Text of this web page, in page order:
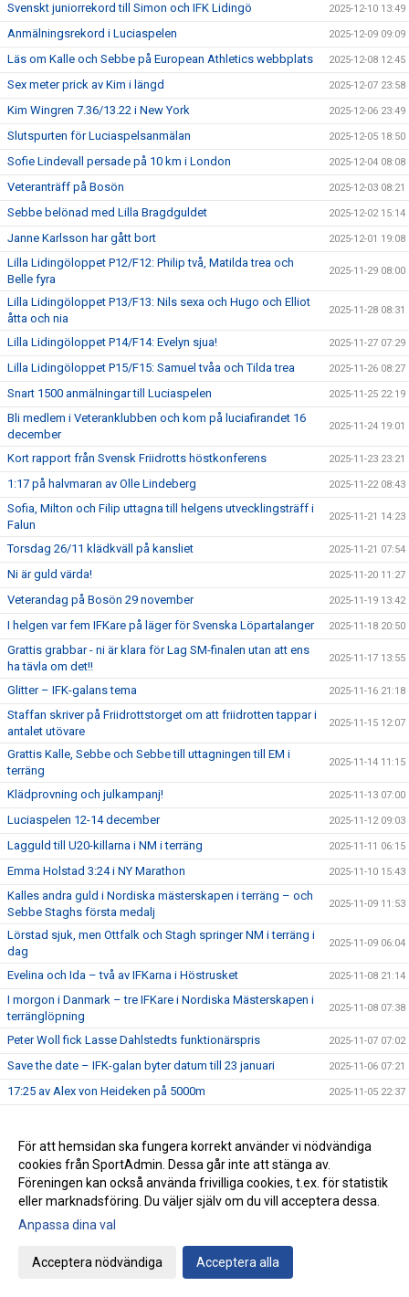
Svenskt juniorrekord till Simon och IFK Lidingö 2025-12-10 13:49
Anmälningsrekord i Luciaspelen 2025-12-09 09:09
Läs om Kalle och Sebbe på European Athletics webbplats 2025-12-08 12:45
Sex meter prick av Kim i längd 2025-12-07 23:58
Kim Wingren 7.36/13.22 i New York 2025-12-06 23:49
Slutspurten för Luciaspelsanmälan 2025-12-05 18:50
Sofie Lindevall persade på 10 km i London 2025-12-04 08:08
Veteranträff på Bosön 2025-12-03 08:21
Sebbe belönad med Lilla Bragdguldet 2025-12-02 15:14
Janne Karlsson har gått bort 2025-12-01 19:08
Lilla Lidingöloppet P12/F12: Philip två, Matilda trea och
Belle fyra
2025-11-29 08:00
Lilla Lidingöloppet P13/F13: Nils sexa och Hugo och Elliot
åtta och nia
2025-11-28 08:31
Lilla Lidingöloppet P14/F14: Evelyn sjua! 2025-11-27 07:29
Lilla Lidingöloppet P15/F15: Samuel tvåa och Tilda trea 2025-11-26 08:27
Snart 1500 anmälningar till Luciaspelen 2025-11-25 22:19
Bli medlem i Veteranklubben och kom på luciafirandet 16
december
2025-11-24 19:01
Kort rapport från Svensk Friidrotts höstkonferens 2025-11-23 23:21
1:17 på halvmaran av Olle Lindeberg 2025-11-22 08:43
Sofia, Milton och Filip uttagna till helgens utvecklingsträff i
Falun
2025-11-21 14:23
Torsdag 26/11 klädkväll på kansliet 2025-11-21 07:54
Ni är guld värda! 2025-11-20 11:27
Veterandag på Bosön 29 november 2025-11-19 13:42
I helgen var fem IFKare på läger för Svenska Löpartalanger 2025-11-18 20:50
Grattis grabbar - ni är klara för Lag SM-finalen utan att ens
ha tävla om det!!
2025-11-17 13:55
Glitter – IFK-galans tema 2025-11-16 21:18
Staffan skriver på Friidrottstorget om att friidrotten tappar i
antalet utövare
2025-11-15 12:07
Grattis Kalle, Sebbe och Sebbe till uttagningen till EM i
terräng
2025-11-14 11:15
Klädprovning och julkampanj! 2025-11-13 07:00
Luciaspelen 12-14 december 2025-11-12 09:03
Lagguld till U20-killarna i NM i terräng 2025-11-11 06:15
Emma Holstad 3:24 i NY Marathon 2025-11-10 15:43
Kalles andra guld i Nordiska mästerskapen i terräng – och
Sebbe Staghs första medalj
2025-11-09 11:53
Lörstad sjuk, men Ottfalk och Stagh springer NM i terräng i
dag
2025-11-09 06:04
Evelina och Ida – två av IFKarna i Höstrusket 2025-11-08 21:14
I morgon i Danmark – tre IFKare i Nordiska Mästerskapen i
terränglöpning
2025-11-08 07:38
Peter Woll fick Lasse Dahlstedts funktionärspris 2025-11-07 07:02
Save the date – IFK-galan byter datum till 23 januari 2025-11-06 07:21
17:25 av Alex von Heideken på 5000m 2025-11-05 22:37
Årets fjärde Bulle är ute nu 2025-11-03 07:22
IFK tia i SM-pokalen 2025-11-02 23:22
Emma Holstad 1:35 på halvmaran 2025-11-01 22:35
Terräng-SM: 18 IFK Lidingö-lag i Mix-stafetten
Terräng-SM: Luddes sista lopp i IFKs blåvita tävlingsdräkt
Terräng-SM: Tilda sjua i F15
För att hemsidan ska fungera korrekt använder vi nödvändiga
cookies från SportAdmin. Dessa går inte att stänga av.
Föreningen kan också använda frivilliga cookies, t.ex. för statistik
eller marknadsföring. Du väljer själv om du vill acceptera dessa.
Anpassa dina val
Acceptera nödvändiga Acceptera alla